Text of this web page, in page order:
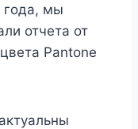
года, мы
отчета от
Pantone